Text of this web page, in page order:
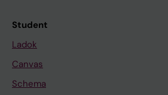
Student
Ladok
Canvas
Schema